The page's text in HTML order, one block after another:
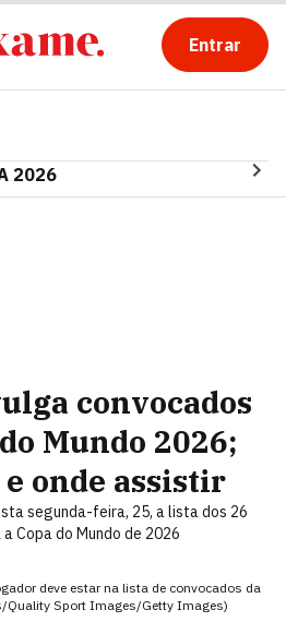
Entrar
2026
convocados
Mundo 2026;
onde assistir
segunda-feira, 25, a lista dos 26
Copa do Mundo de 2026
deve estar na lista de convocados da
Quality Sport Images/Getty Images)